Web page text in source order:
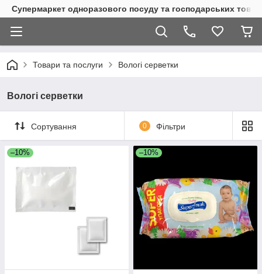
Супермаркет одноразового посуду та господарських
Товари та послуги Вологі серветки
Вологі серветки
Сортування 0 Фільтри
–10% –10%